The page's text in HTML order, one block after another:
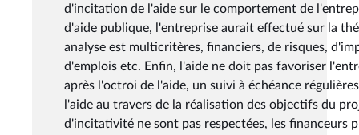
d'incitation de l'aide sur le comportement de
d'aide publique, l'entreprise aurait effectué sur la
analyse est multicritères, financiers, de risques,
d'emplois etc. Enfin, l'aide ne doit pas favoriser
après l'octroi de l'aide, un suivi à échéance
l'aide au travers de la réalisation des objectifs du
d'incitativité ne sont pas respectées, les financeurs